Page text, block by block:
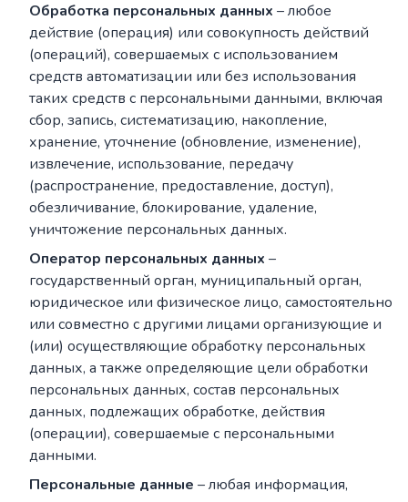
Обработка персональных данных – любое
действие (операция) или совокупность действий
(операций), совершаемых с использованием
средств автоматизации или без использования
таких средств с персональными данными, включая
сбор, запись, систематизацию, накопление,
хранение, уточнение (обновление, изменение),
извлечение, использование, передачу
(распространение, предоставление, доступ),
обезличивание, блокирование, удаление,
уничтожение персональных данных.
Оператор персональных данных –
государственный орган, муниципальный орган,
юридическое или физическое лицо, самостоятельно
или совместно с другими лицами организующие и
(или) осуществляющие обработку персональных
данных, а также определяющие цели обработки
персональных данных, состав персональных
данных, подлежащих обработке, действия
(операции), совершаемые с персональными
данными.
Персональные данные – любая информация,